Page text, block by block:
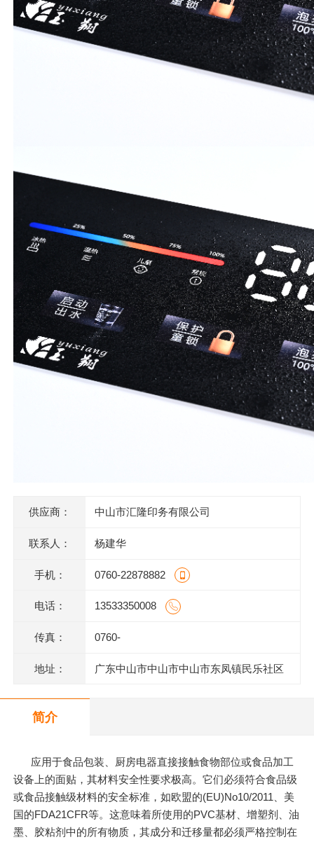
供应商： 中山市汇隆印务有限公司
联系人： 杨建华
手机： 0760-22878882
电话： 13533350008
传真： 0760-
地址： 广东中山市中山市中山市东凤镇民乐社区
简介
应用于食品包装、厨房电器直接接触食物部位或食品加工
设备上的面贴，其材料安全性要求极高。它们必须符合食品级
或食品接触级材料的安全标准，如欧盟的(EU)No10/2011、美
国的FDA21CFR等。这意味着所使用的PVC基材、增塑剂、油
墨、胶粘剂中的所有物质，其成分和迁移量都必须严格控制在